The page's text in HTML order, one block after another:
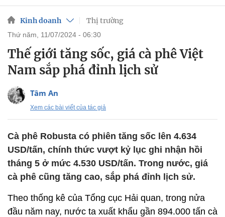
Kinh doanh Thị trường
thứ năm, 11/07/2024 - 06:30
Thế giới tăng sốc, giá cà phê Việt
Nam sắp phá đỉnh lịch sử
Tâm An
Xem các bài viết của tác giả
Cà phê Robusta có phiên tăng sốc lên 4.634
USD/tấn, chính thức vượt kỷ lục ghi nhận hồi
tháng 5 ở mức 4.530 USD/tấn. Trong nước, giá
cà phê cũng tăng cao, sắp phá đỉnh lịch sử.
Theo thống kê của Tổng cục Hải quan, trong nửa
đầu năm nay, nước ta xuất khẩu gần 894.000 tấn cà